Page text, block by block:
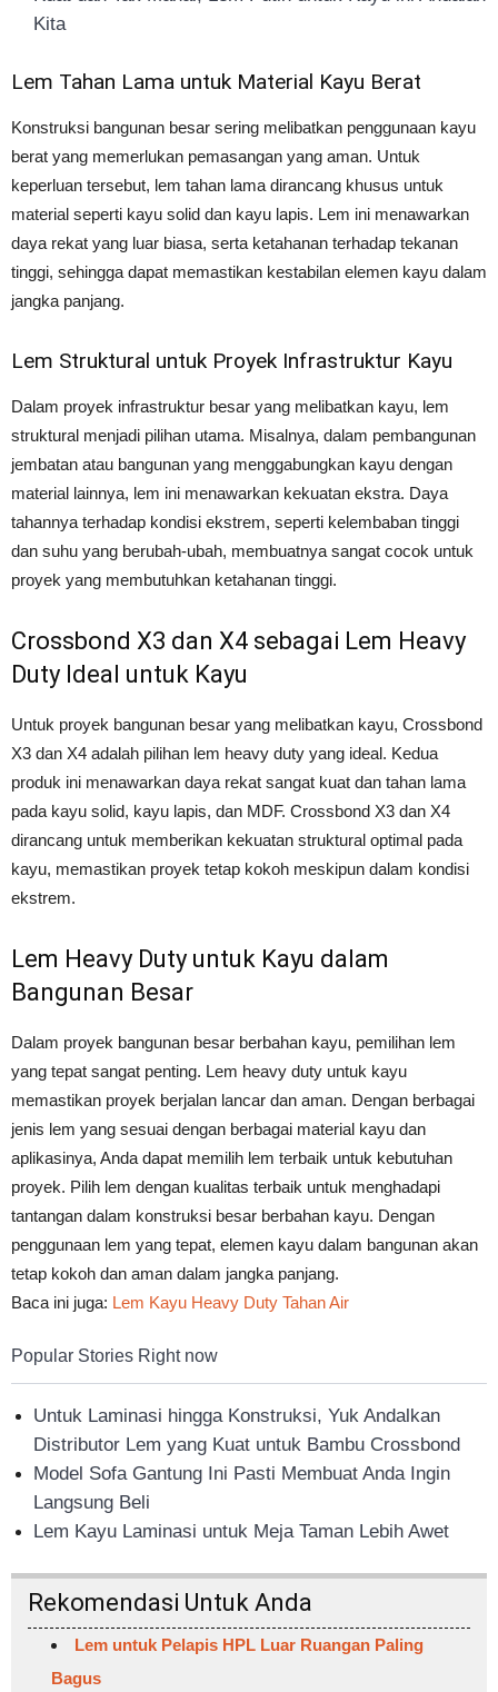
Kita
Lem Tahan Lama untuk Material Kayu Berat
Konstruksi bangunan besar sering melibatkan penggunaan kayu
berat yang memerlukan pemasangan yang aman. Untuk
keperluan tersebut, lem tahan lama dirancang khusus untuk
material seperti kayu solid dan kayu lapis. Lem ini menawarkan
daya rekat yang luar biasa, serta ketahanan terhadap tekanan
tinggi, sehingga dapat memastikan kestabilan elemen kayu dalam
jangka panjang.
Lem Struktural untuk Proyek Infrastruktur Kayu
Dalam proyek infrastruktur besar yang melibatkan kayu, lem
struktural menjadi pilihan utama. Misalnya, dalam pembangunan
jembatan atau bangunan yang menggabungkan kayu dengan
material lainnya, lem ini menawarkan kekuatan ekstra. Daya
tahannya terhadap kondisi ekstrem, seperti kelembaban tinggi
dan suhu yang berubah-ubah, membuatnya sangat cocok untuk
proyek yang membutuhkan ketahanan tinggi.
Crossbond X3 dan X4 sebagai Lem Heavy
Duty Ideal untuk Kayu
Untuk proyek bangunan besar yang melibatkan kayu, Crossbond
X3 dan X4 adalah pilihan lem heavy duty yang ideal. Kedua
produk ini menawarkan daya rekat sangat kuat dan tahan lama
pada kayu solid, kayu lapis, dan MDF. Crossbond X3 dan X4
dirancang untuk memberikan kekuatan struktural optimal pada
kayu, memastikan proyek tetap kokoh meskipun dalam kondisi
ekstrem.
Lem Heavy Duty untuk Kayu dalam
Bangunan Besar
Dalam proyek bangunan besar berbahan kayu, pemilihan lem
yang tepat sangat penting. Lem heavy duty untuk kayu
memastikan proyek berjalan lancar dan aman. Dengan berbagai
jenis lem yang sesuai dengan berbagai material kayu dan
aplikasinya, Anda dapat memilih lem terbaik untuk kebutuhan
proyek. Pilih lem dengan kualitas terbaik untuk menghadapi
tantangan dalam konstruksi besar berbahan kayu. Dengan
penggunaan lem yang tepat, elemen kayu dalam bangunan akan
tetap kokoh dan aman dalam jangka panjang.
Baca ini juga: Lem Kayu Heavy Duty Tahan Air
Popular Stories Right now
Untuk Laminasi hingga Konstruksi, Yuk Andalkan
Distributor Lem yang Kuat untuk Bambu Crossbond
Model Sofa Gantung Ini Pasti Membuat Anda Ingin
Langsung Beli
Lem Kayu Laminasi untuk Meja Taman Lebih Awet
Rekomendasi Untuk Anda
Lem untuk Pelapis HPL Luar Ruangan Paling
Bagus